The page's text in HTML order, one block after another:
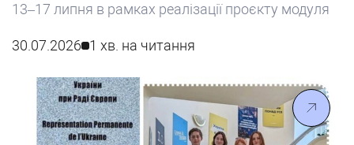
13–17 липня в рамках реалізації проєкту модуля
психологічні аспекти європейських цінностей в
Університету імені Альфреда Нобеля було
проведено Літню школу «Політичні та
психологічні виміри європейських цінностей».
Перший день був присвячений огляду сучасних
30.07.2026 1 хв. на читання